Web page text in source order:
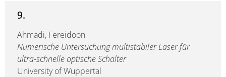
9.
Ahmadi, Fereidoon
Numerische Untersuchung multistabiler Laser für
ultra-schnelle optische Schalter
University of Wuppertal